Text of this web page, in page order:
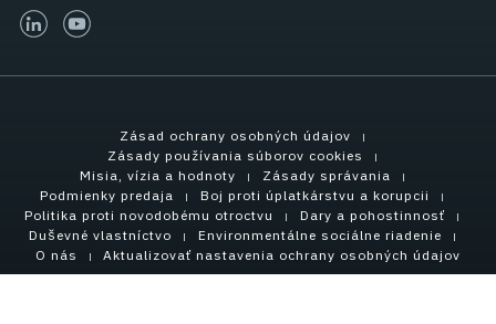
linked-inyoutube
Zásad ochrany osobných údajov
Zásady používania súborov cookies
Misia, vízia a hodnoty
Zásady správania
Podmienky predaja
Boj proti úplatkárstvu a korupcii
Politika proti novodobému otroctvu
Dary a pohostinnosť
Duševné vlastníctvo
Environmentálne sociálne riadenie
O nás
Aktualizovať nastavenia ochrany osobných údajov